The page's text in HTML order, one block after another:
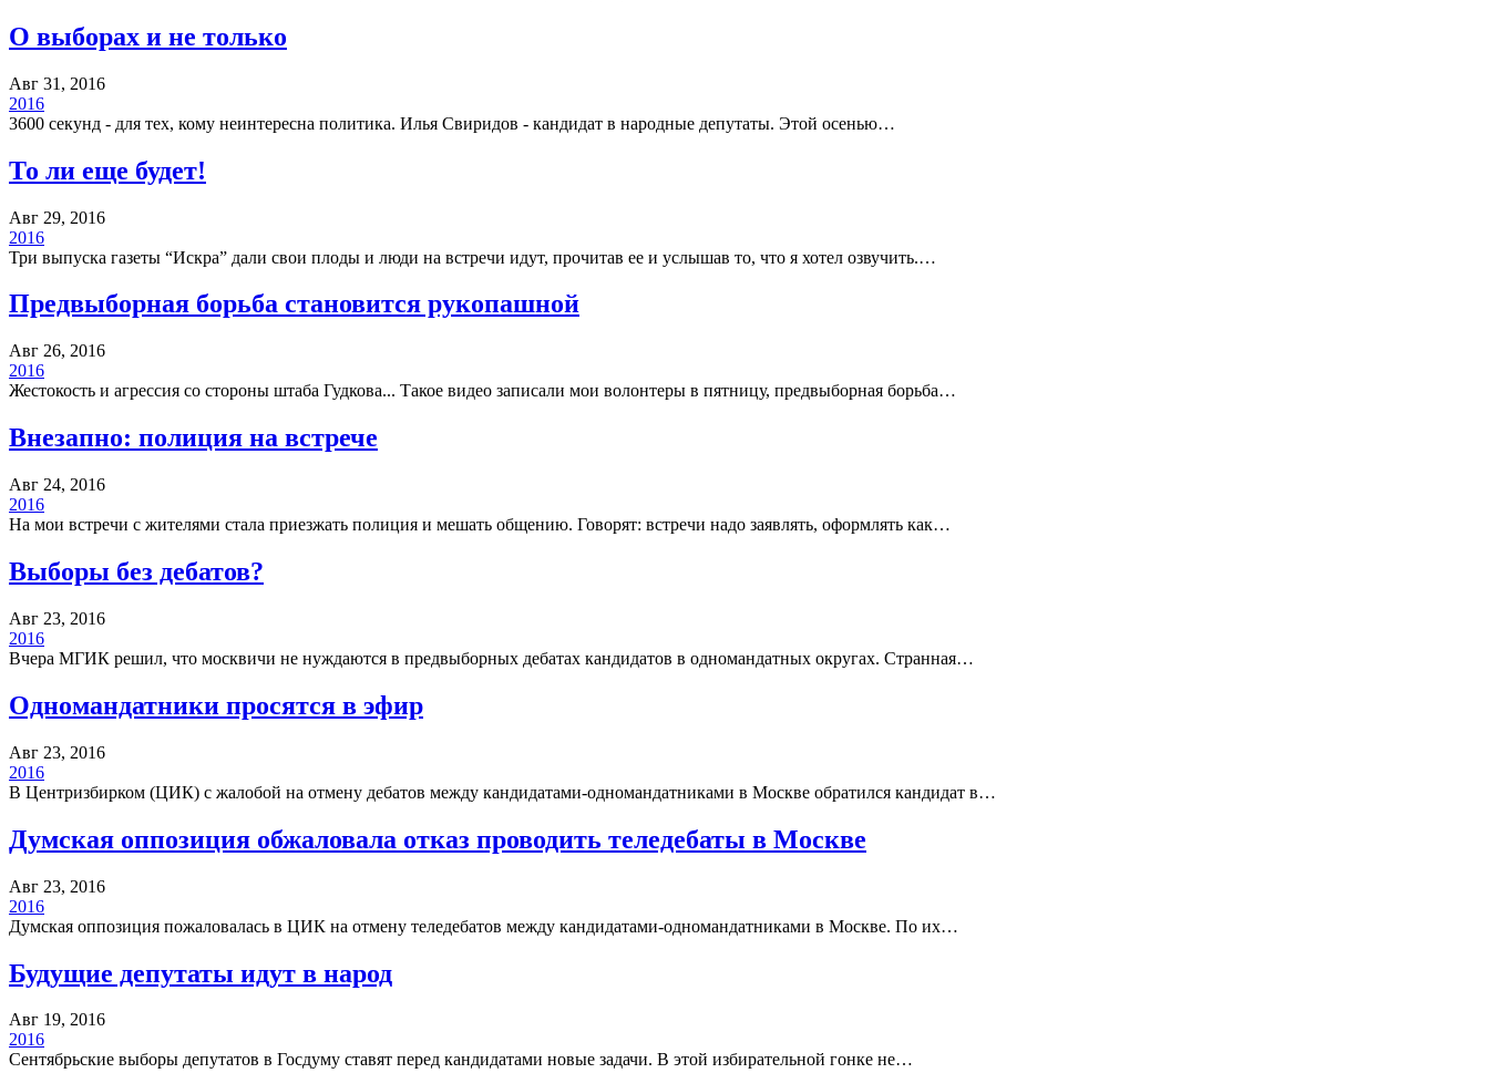
О выборах и не только
Авг 31, 2016
2016
3600 секунд - для тех, кому неинтересна политика. Илья Свиридов - кандидат в народные депутаты. Этой осенью…
То ли еще будет!
Авг 29, 2016
2016
Три выпуска газеты “Искра” дали свои плоды и люди на встречи идут, прочитав ее и услышав то, что я хотел озвучить.…
Предвыборная борьба становится рукопашной
Авг 26, 2016
2016
Жестокость и агрессия со стороны штаба Гудкова... Такое видео записали мои волонтеры в пятницу, предвыборная борьба…
Внезапно: полиция на встрече
Авг 24, 2016
2016
На мои встречи с жителями стала приезжать полиция и мешать общению. Говорят: встречи надо заявлять, оформлять как…
Выборы без дебатов?
Авг 23, 2016
2016
Вчера МГИК решил, что москвичи не нуждаются в предвыборных дебатах кандидатов в одномандатных округах. Странная…
Одномандатники просятся в эфир
Авг 23, 2016
2016
В Центризбирком (ЦИК) с жалобой на отмену дебатов между кандидатами-одномандатниками в Москве обратился кандидат в…
Думская оппозиция обжаловала отказ проводить теледебаты в Москве
Авг 23, 2016
2016
Думская оппозиция пожаловалась в ЦИК на отмену теледебатов между кандидатами-одномандатниками в Москве. По их…
Будущие депутаты идут в народ
Авг 19, 2016
2016
Сентябрьские выборы депутатов в Госдуму ставят перед кандидатами новые задачи. В этой избирательной гонке не…